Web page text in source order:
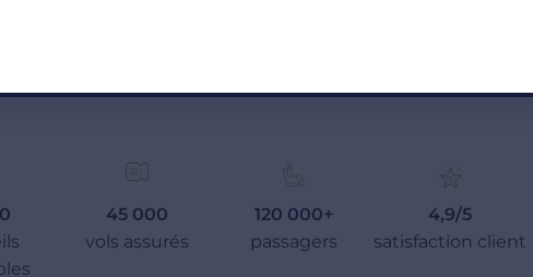
45 000
vols assurés
120 000+
passagers
4,9/5
satisfaction client